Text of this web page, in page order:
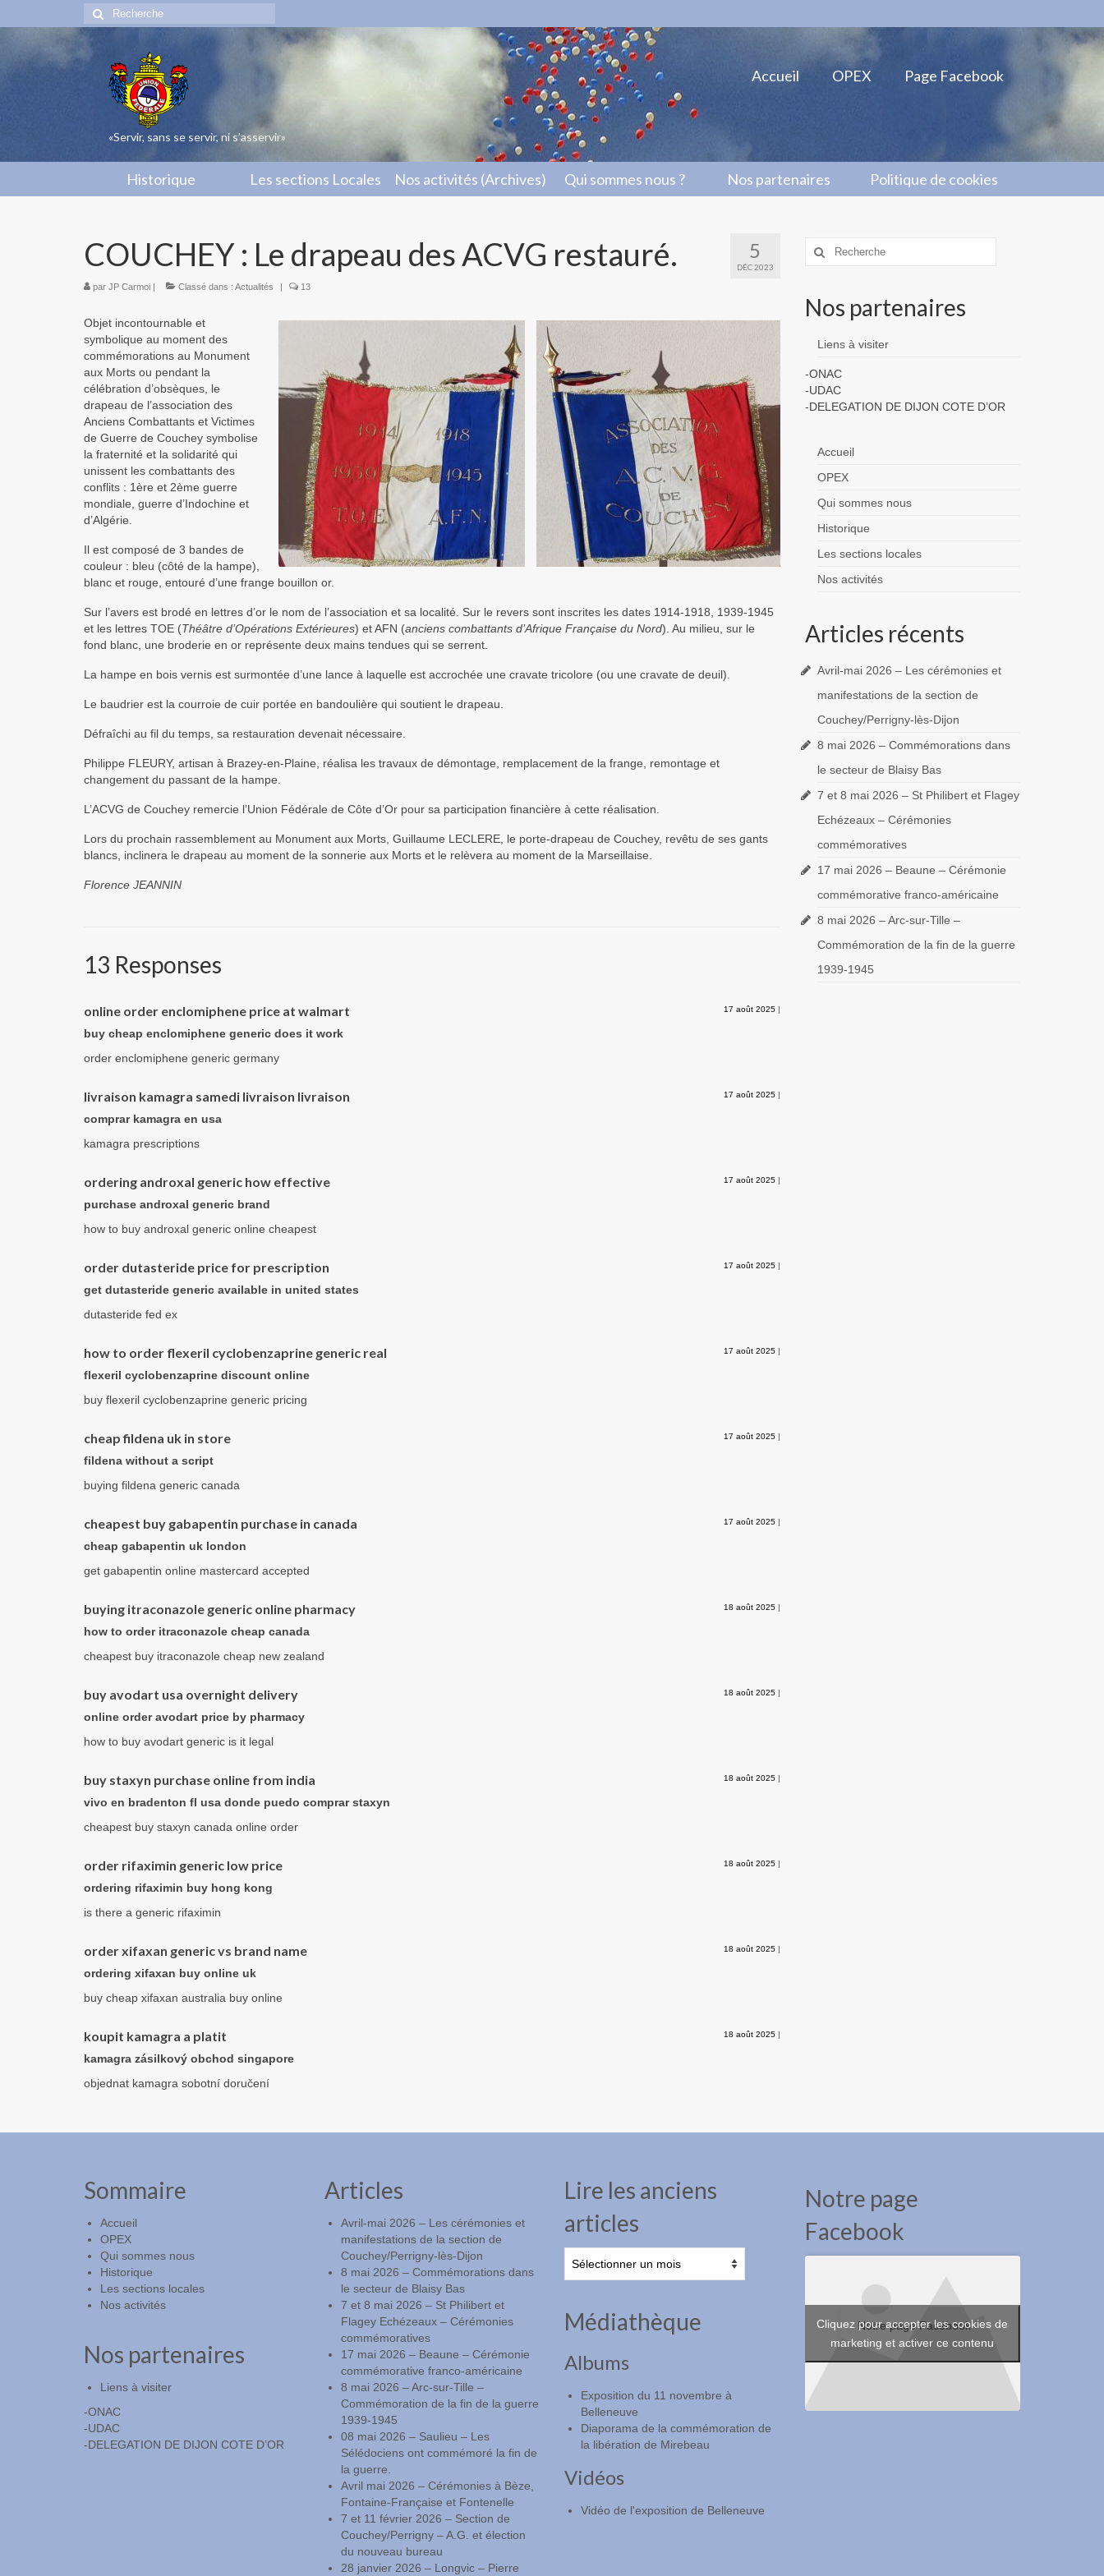
Rechercher
:
«Servir, sans se servir, ni s’asservir»
Accueil OPEX Page Facebook
Historique Les sections Locales Nos activités (Archives) Qui sommes nous ? Nos partenaires Politique de cookies
5
DÉC 2023
COUCHEY : Le drapeau des ACVG restauré.
par JP Carmoi | Classé dans : Actualités | 13
Objet incontournable et
symbolique au moment des
commémorations au Monument
aux Morts ou pendant la
célébration d’obsèques, le
drapeau de l’association des
Anciens Combattants et Victimes
de Guerre de Couchey symbolise
la fraternité et la solidarité qui
unissent les combattants des
conflits : 1ère et 2ème guerre
mondiale, guerre d’Indochine et
d’Algérie.
Il est composé de 3 bandes de
couleur : bleu (côté de la hampe),
blanc et rouge, entouré d’une frange bouillon or.
Sur l’avers est brodé en lettres d’or le nom de l’association et sa localité. Sur le revers sont inscrites les dates 1914-1918, 1939-1945
et les lettres TOE (Théâtre d’Opérations Extérieures) et AFN (anciens combattants d’Afrique Française du Nord). Au milieu, sur le
fond blanc, une broderie en or représente deux mains tendues qui se serrent.
La hampe en bois vernis est surmontée d’une lance à laquelle est accrochée une cravate tricolore (ou une cravate de deuil).
Le baudrier est la courroie de cuir portée en bandoulière qui soutient le drapeau.
Défraîchi au fil du temps, sa restauration devenait nécessaire.
Philippe FLEURY, artisan à Brazey-en-Plaine, réalisa les travaux de démontage, remplacement de la frange, remontage et
changement du passant de la hampe.
L’ACVG de Couchey remercie l’Union Fédérale de Côte d’Or pour sa participation financière à cette réalisation.
Lors du prochain rassemblement au Monument aux Morts, Guillaume LECLERE, le porte-drapeau de Couchey, revêtu de ses gants
blancs, inclinera le drapeau au moment de la sonnerie aux Morts et le relèvera au moment de la Marseillaise.
Florence JEANNIN
13 Responses
online order enclomiphene price at walmart 17 août 2025 |
buy cheap enclomiphene generic does it work
order enclomiphene generic germany
livraison kamagra samedi livraison livraison 17 août 2025 |
comprar kamagra en usa
kamagra prescriptions
ordering androxal generic how effective 17 août 2025 |
purchase androxal generic brand
how to buy androxal generic online cheapest
order dutasteride price for prescription 17 août 2025 |
get dutasteride generic available in united states
dutasteride fed ex
how to order flexeril cyclobenzaprine generic real 17 août 2025 |
flexeril cyclobenzaprine discount online
buy flexeril cyclobenzaprine generic pricing
cheap fildena uk in store 17 août 2025 |
fildena without a script
buying fildena generic canada
cheapest buy gabapentin purchase in canada 17 août 2025 |
cheap gabapentin uk london
get gabapentin online mastercard accepted
buying itraconazole generic online pharmacy 18 août 2025 |
how to order itraconazole cheap canada
cheapest buy itraconazole cheap new zealand
buy avodart usa overnight delivery 18 août 2025 |
online order avodart price by pharmacy
how to buy avodart generic is it legal
buy staxyn purchase online from india 18 août 2025 |
vivo en bradenton fl usa donde puedo comprar staxyn
cheapest buy staxyn canada online order
order rifaximin generic low price 18 août 2025 |
ordering rifaximin buy hong kong
is there a generic rifaximin
order xifaxan generic vs brand name 18 août 2025 |
ordering xifaxan buy online uk
buy cheap xifaxan australia buy online
koupit kamagra a platit 18 août 2025 |
kamagra zásilkový obchod singapore
objednat kamagra sobotní doručení
Rechercher
Nos partenaires
Liens à visiter
-ONAC
-UDAC
-DELEGATION DE DIJON COTE D’OR
Accueil
OPEX
Qui sommes nous
Historique
Les sections locales
Nos activités
Articles récents
Avril-mai 2026 – Les cérémonies et
manifestations de la section de
Couchey/Perrigny-lès-Dijon
8 mai 2026 – Commémorations dans
le secteur de Blaisy Bas
7 et 8 mai 2026 – St Philibert et Flagey
Echézeaux – Cérémonies
commémoratives
17 mai 2026 – Beaune – Cérémonie
commémorative franco-américaine
8 mai 2026 – Arc-sur-Tille –
Commémoration de la fin de la guerre
1939-1945
Sommaire
Accueil
OPEX
Qui sommes nous
Historique
Les sections locales
Nos activités
Nos partenaires
Liens à visiter
-ONAC
-UDAC
-DELEGATION DE DIJON COTE D’OR
Articles
Avril-mai 2026 – Les cérémonies et
manifestations de la section de
Couchey/Perrigny-lès-Dijon
8 mai 2026 – Commémorations dans
le secteur de Blaisy Bas
7 et 8 mai 2026 – St Philibert et
Flagey Echézeaux – Cérémonies
commémoratives
17 mai 2026 – Beaune – Cérémonie
commémorative franco-américaine
8 mai 2026 – Arc-sur-Tille –
Commémoration de la fin de la guerre
1939-1945
08 mai 2026 – Saulieu – Les
Sélédociens ont commémoré la fin de
la guerre.
Avril mai 2026 – Cérémonies à Bèze,
Fontaine-Française et Fontenelle
7 et 11 février 2026 – Section de
Couchey/Perrigny – A.G. et élection
du nouveau bureau
28 janvier 2026 – Longvic – Pierre
Lire les anciens
articles
les
Médiathèque
Albums
Exposition du 11 novembre à
Belleneuve
Diaporama de la commémoration de
la libération de Mirebeau
Vidéos
Vidéo de l'exposition de Belleneuve
Notre page
Facebook
Notre page Facebook
Cliquez pour accepter les cookies de
marketing et activer ce contenu